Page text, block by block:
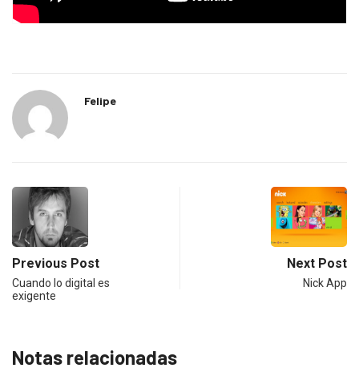
Felipe
Previous Post
Cuando lo digital es
exigente
Next Post
Nick App
Notas relacionadas